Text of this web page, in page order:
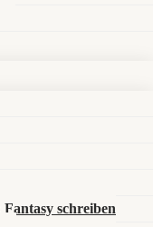
schreiben
Ein konkreter